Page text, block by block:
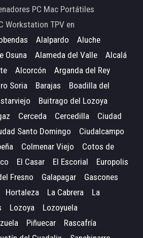
PC Mac Portátiles
Workstation TPV en
Alalpardo
Aluche
Osuna Alameda del Valle
Alcalá
Alcorcón
Arganda del Rey
Soria Barajas
Boadilla del
Buitrago del Lozoya
Cerceda Cercedilla
Ciudad
Santo Domingo
Ciudalcampo
Colmenar Viejo
Cotos de
El Casar El Escorial
Europolis
Fresno Galapagar
Gascones
Hortaleza La Cabrera
La
Lozoya
Lozoyuela
Piñuecar
Rascafría